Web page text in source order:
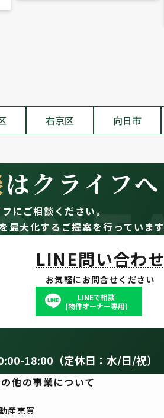
右京区 向日市
はクライフへ
にご相談ください。
大化するご提案を行っています
LINE問い合わせ
お気軽にお問合せください
LINEで相談
(物件オーナー専用)
18:00（定休日：水/日/祝）
他の事業について
産売買